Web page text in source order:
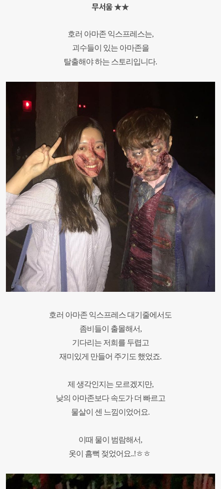
무서움 ★★
호러 아마존 익스프레스는,
괴수들이 있는 아마존을
탈출해야 하는 스토리입니다.
호러 아마존 익스프레스대기줄에서도
좀비들이 출몰해서,
기다리는 저희를 두렵고
재미있게 만들어 주기도 했었죠.
제 생각인지는 모르겠지만,
낮의 아마존보다 속도가 더 빠르고
물살이 센 느낌이었어요.
이때 물이 범람해서,
옷이 흠뻑 젖었어요..!ㅎㅎ